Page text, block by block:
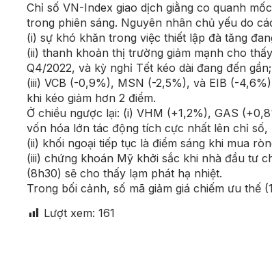
Chỉ số VN-Index giao dịch giằng co quanh
trong phiên sáng. Nguyên nhân chủ yếu do
(i) sự khó khăn trong việc thiết lập đà tăng
(ii) thanh khoản thị trường giảm mạnh cho
Q4/2022, và kỳ nghỉ Tết kéo dài đang đến gần;
(iii) VCB (-0,9%), MSN (-2,5%), và EIB (-
khi kéo giảm hơn 2 điểm.
Ở chiều ngược lại: (i) VHM (+1,2%), GAS
vốn hóa lớn tác động tích cực nhất lên chỉ số,
(ii) khối ngoại tiếp tục là điểm sáng khi mua
(iii) chứng khoán Mỹ khởi sắc khi nhà đầu tư
(8h30) sẽ cho thấy lạm phát hạ nhiệt.
Trong bối cảnh, số mã giảm giá chiếm ưu thế
Lượt xem: 161